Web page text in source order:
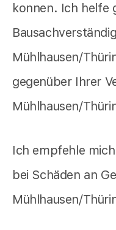
konnen. Ich helfe
Mühlhausen/
gegenüber Ihrer
Mühlhausen/
Ich empfehle
bei Schäden an
Mühlhausen/